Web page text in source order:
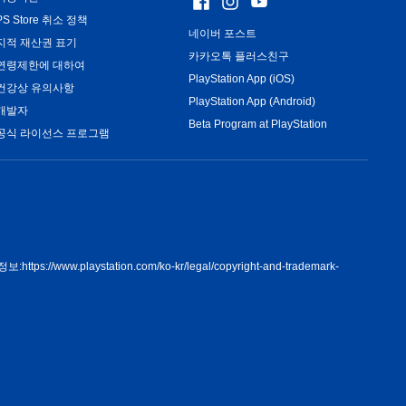
Store 취소 정책
적 재산권 표기
령제한에 대하여
강상 유의사항
발자
식 라이선스 프로그램
네이버 포스트
카카오톡 플러스친구
PlayStation App (iOS)
PlayStation App (Android)
Beta Program at PlayStation
보:https://www.playstation.com/ko-kr/legal/copyright-and-trademark-